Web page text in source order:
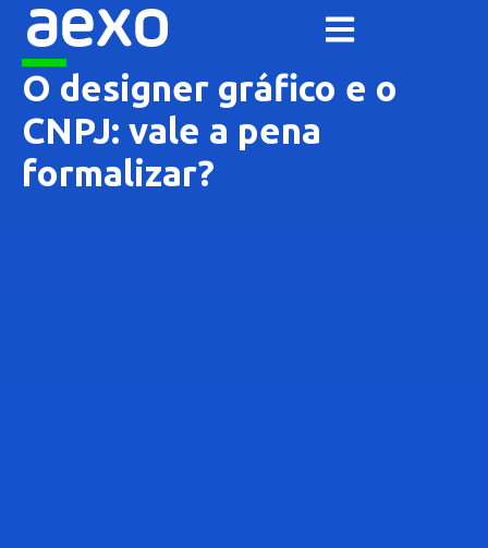
O designer gráfico e o
CNPJ: vale a pena
formalizar?